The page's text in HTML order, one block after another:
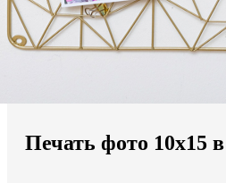
Мы доставляем по всему миру
Продолжить без города
Печать фото 10х15